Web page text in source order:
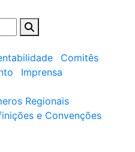
Comitês
Imprensa
Regionais
e Convenções